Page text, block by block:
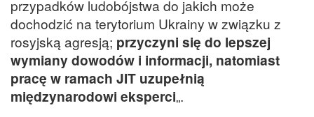
przypadków ludobójstwa do jakich może
dochodzić na terytorium Ukrainy w związku z
rosyjską agresją; przyczyni się do lepszej
wymiany dowodów i informacji, natomiast
pracę w ramach JIT uzupełnią
międzynarodowi eksperci„.